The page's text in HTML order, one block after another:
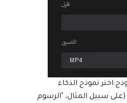
اختر نموذج الذكاء
سبيل المثال، "الرسوم